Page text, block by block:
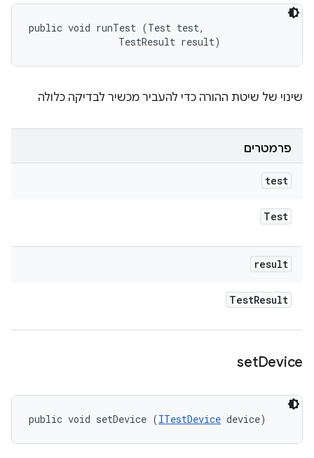
public void runTest (Test test,
                TestResult result)
שינוי של שיטת ההורה כדי להעביר מכשיר לבדיקה כלולה
פרמטרים
test
Test
result
TestResult
setDevice
public void setDevice (ITestDevice device)